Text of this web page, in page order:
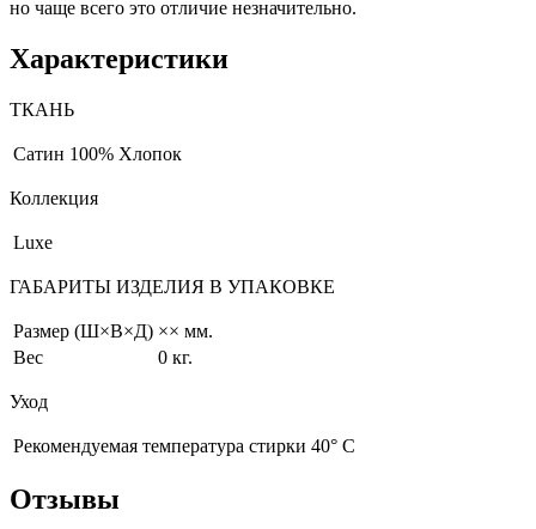
но чаще всего это отличие незначительно.
Характеристики
ТКАНЬ
Сатин 100% Хлопок
Коллекция
Luxe
ГАБАРИТЫ ИЗДЕЛИЯ В УПАКОВКЕ
Размер (Ш×В×Д) ×× мм.
Вес
0 кг.
Уход
Рекомендуемая температура стирки 40° С
Отзывы